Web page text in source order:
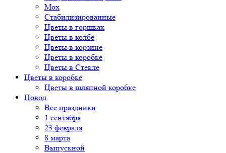
Мох
Стабилизированные
Цветы в горшках
Цветы в колбе
Цветы в корзине
Цветы в коробке
Цветы в Стекле
Цветы в коробке
Цветы в шляпной коробке
Повод
Все праздники
1 сентября
23 февраля
8 марта
Выпускной